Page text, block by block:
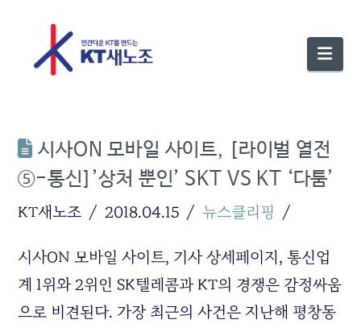
시사ON 모바일 사이트, [라이벌 열전
⑤-통신]’상처 뿐인’ SKT VS KT ‘다툼’
KT새노조 2018.04.15 뉴스클리핑
시사ON 모바일 사이트, 기사 상세페이지, 통신업
계 1위와 2위인 SK텔레콤과 KT의 경쟁은 감정싸움
으로 비견된다. 가장 최근의 사건은 지난해 평창동